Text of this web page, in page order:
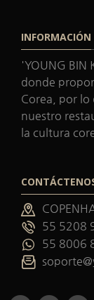
INFORMACIÓN
'YOUNG BIN
donde
Corea, por lo
nuestro
la cultura
55 5208
55 8006